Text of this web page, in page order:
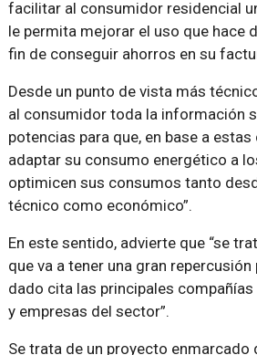
facilitar al consumidor residencial
le permita mejorar el uso que hace
fin de conseguir ahorros en su
Desde un punto de vista más
al consumidor toda la información
potencias para que, en base a
adaptar su consumo energético a
optimicen sus consumos tanto
técnico como económico”.
En este sentido, advierte que “se
que va a tener una gran repercusión
dado cita las principales
y empresas del sector”.
Se trata de un proyecto enmarcado